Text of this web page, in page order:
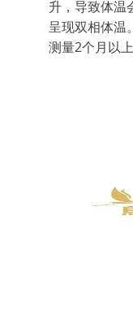
升，导致体温
呈现双相体温
测量2个月以